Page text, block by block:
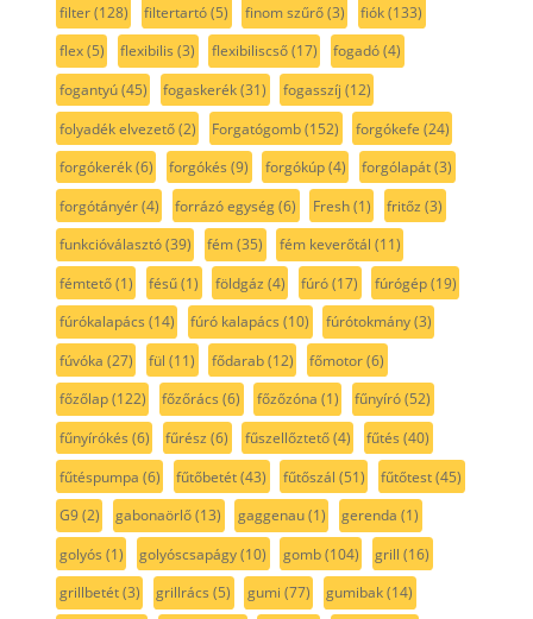
filter(128) filtertartó(5) finom szűrő(3) fiók(133)
flex(5) flexibilis (3) flexibiliscső(17) fogadó(4)
fogantyú(45) fogaskerék(31) fogasszíj (12)
folyadék elvezető(2) Forgatógomb(152) forgókefe (24)
forgókerék(6) forgókés (9) forgókúp(4) forgólapát(3)
forgótányér(4) forrázó egység(6) Fresh(1) fritőz (3)
funkcióválasztó(39) fém(35) fém keverőtál (11)
fémtető(1) fésű(1) földgáz (4) fúró(17) fúrógép(19)
fúrókalapács (14) fúró kalapács (10) fúrótokmány(3)
fúvóka (27) fül (11) fődarab(12) főmotor(6)
főzőlap(122) főzőrács (6) főzőzóna (1) fűnyíró(52)
fűnyírókés (6) fűrész (6) fűszellőztető(4) fűtés (40)
fűtéspumpa (6) fűtőbetét(43) fűtőszál (51) fűtőtest(45)
G9(2) gabonaörlő(13) gaggenau(1) gerenda (1)
golyós (1) golyóscsapágy(10) gomb(104) grill (16)
grillbetét(3) grillrács (5) gumi (77) gumibak(14)